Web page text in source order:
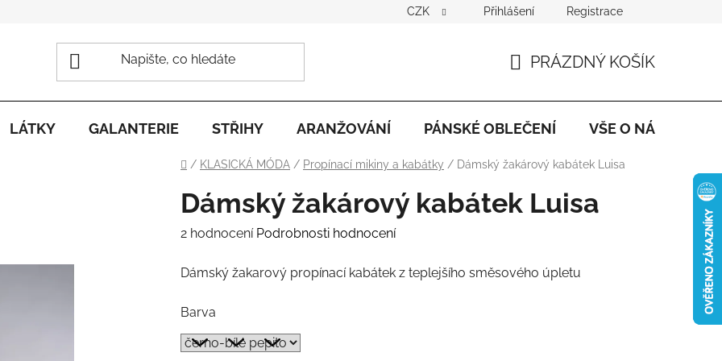
CZK Přihlášení Registrace
KOŠÍK
PRÁZDNÝ KOŠÍK
LÁTKY GALANTERIE STŘIHY ARANŽOVÁNÍ PÁNSKÉ OBLEČENÍ VŠE O NÁKUPU
Domů
/ KLASICKÁ MÓDA / Propínací mikiny a kabátky / Dámský žakárový kabátek Luisa
Dámský žakárový kabátek Luisa
Průměrné
produktu
4,0
z
2 hodnocení Podrobnosti hodnocení
Dámský žakarový propínací kabátek z teplejšího směsového úpletu
Barva